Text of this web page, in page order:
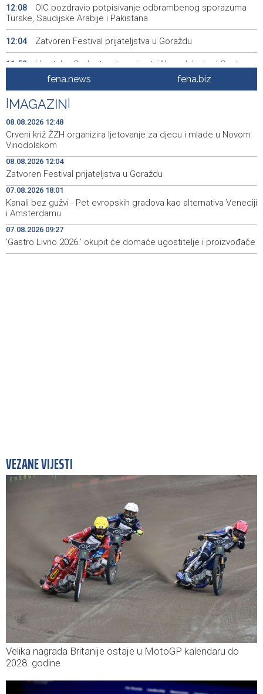
12:08
OIC pozdravio potpisivanje odbrambenog sporazuma
Turske, Saudijske Arabije i Pakistana
12:04 Zatvoren Festival prijateljstva u Goraždu
11:52
Hrvatska: Sudar teretnog i putničkog vlaka kod Svetog
Ivana Žabnog, ima ozlijeđenih
11:44
Prometna nezgoda kod Udore, promet na cesti Stolac
– Neum potpuno obustavljen
11:27
'ELVIS, moj komšija' najbolji muzički dokumentarni film na
City film festu u Niškoj Banji
11:16
Zračna luka Split rekordna u Hrvatskoj sa 770 tisuća
putnika u srpnju
11:09
Svečani doček Zelenskog u Beogradu, u fokusu
razgovora odnosi Srbije i Ukrajine
10:54
U ŽZH brojne vatrogasne intervencije, najveći požar u
Kongori
fena.news fena.biz
MAGAZIN
08.08.2026 12:48
Crveni križ ŽZH organizira ljetovanje za djecu i mlade u Novom
Vinodolskom
08.08.2026 12:04
Zatvoren Festival prijateljstva u Goraždu
07.08.2026 18:01
Kanali bez gužvi - Pet evropskih gradova kao alternativa Veneciji
i Amsterdamu
07.08.2026 09:27
'Gastro Livno 2026.' okupit će domaće ugostitelje i proizvođače
VEZANE VIJESTI
Velika nagrada Britanije ostaje u MotoGP kalendaru do
2028. godine